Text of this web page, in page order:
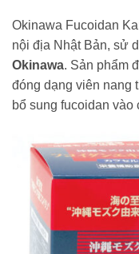
Okinawa Fucoidan
nội địa Nhật Bản, sử
Okinawa. Sản phẩm
đóng dạng viên nang
bổ sung fucoidan